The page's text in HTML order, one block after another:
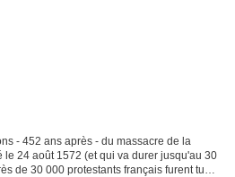
- 452 ans après - du massacre de la
le 24 août 1572 (et qui va durer jusqu'au 30
de 30 000 protestants français furent tués,